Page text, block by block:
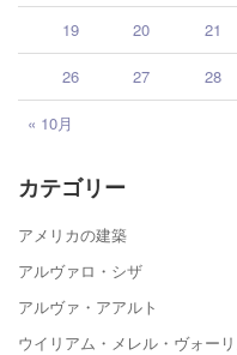
« 10月
19 20 21
26 27 28
カテゴリー
アメリカの建築
アルヴァロ・シザ
アルヴァ・アアルト
ウイリアム・メレル・ヴォー